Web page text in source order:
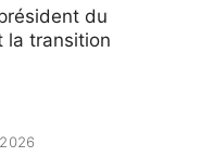
du
la transition